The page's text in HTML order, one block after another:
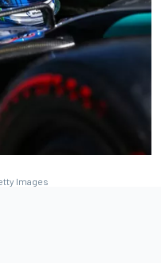
Images